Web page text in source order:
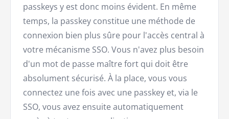
passkeys y est donc moins évident. En même
temps, la passkey constitue une méthode de
connexion bien plus sûre pour l'accès central à
votre mécanisme SSO. Vous n'avez plus besoin
d'un mot de passe maître fort qui doit être
absolument sécurisé. À la place, vous vous
connectez une fois avec une passkey et, via le
SSO, vous avez ensuite automatiquement